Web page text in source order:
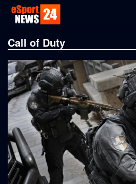
Call of Duty